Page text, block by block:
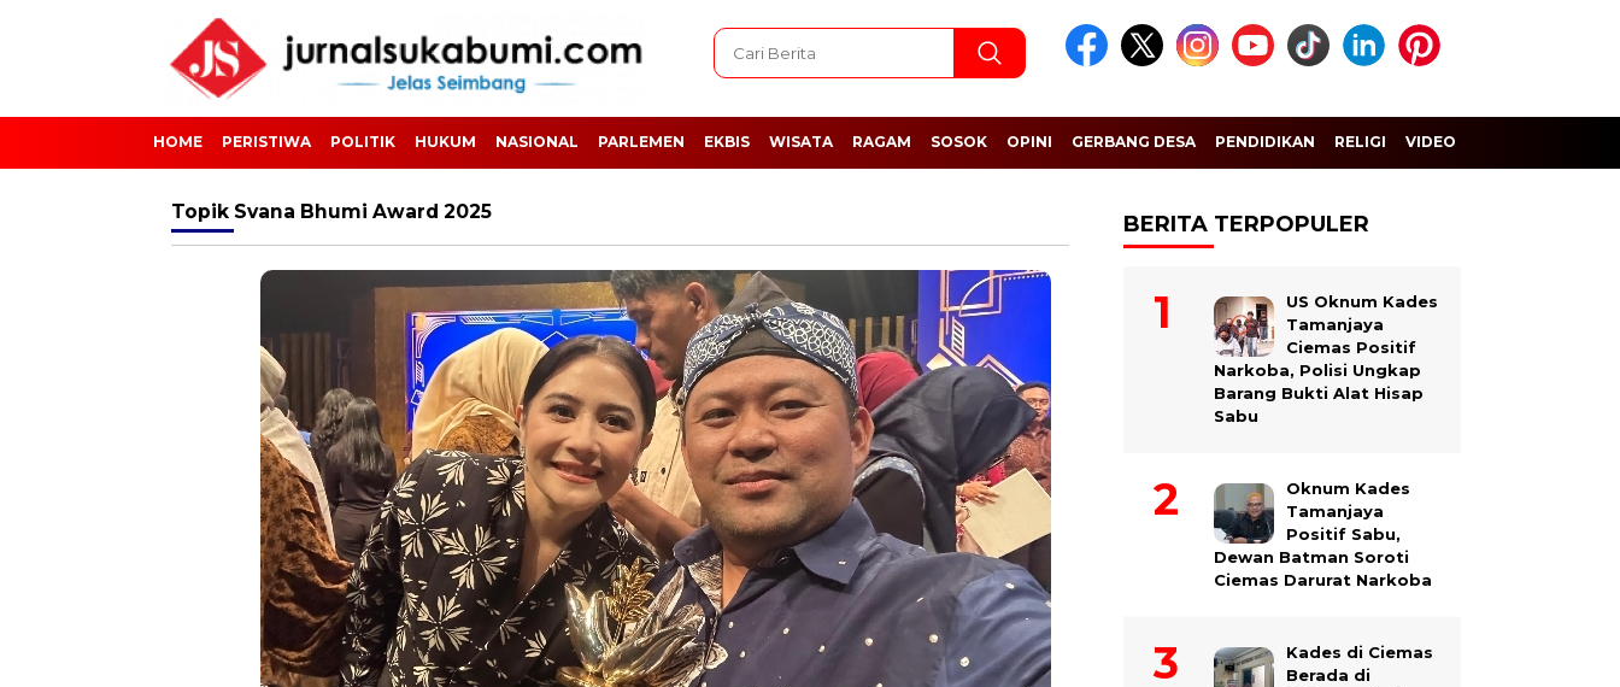
HOME PERISTIWA POLITIK HUKUM NASIONAL PARLEMEN EKBIS WISATA RAGAM SOSOK OPINI GERBANG DESA PENDIDIKAN RELIGI VIDEO
Topik Svana Bhumi Award 2025 BERITA TERPOPULER
US Oknum Kades
Tamanjaya
Ciemas Positif
Narkoba, Polisi Ungkap
Barang Bukti Alat Hisap
Sabu
Oknum Kades
Tamanjaya
Positif Sabu,
Dewan Batman Soroti
Ciemas Darurat Narkoba
Kades di Ciemas
Berada di